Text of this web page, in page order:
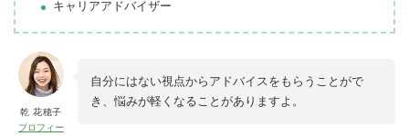
キャリアアドバイザー
乾 花穂子
プロフィー
自分にはない視点からアドバイスをもらうことがで
き、悩みが軽くなることがありますよ。